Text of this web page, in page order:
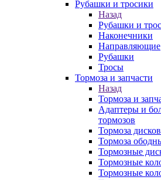
Рубашки и тросики
Назад
Рубашки и
Наконечники
Направляющие
Рубашки
Тросы
Тормоза и запчасти
Назад
Тормоза и
Адаптеры и
тормозов
Тормоза
Тормоза
Тормозные
Тормозные
Тормозные